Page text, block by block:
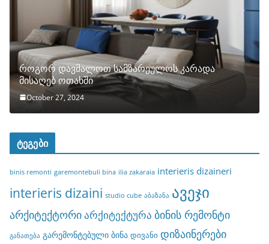
როგორ დავმალოთ სამზარეულოს კარადა
მისაღებ ოთახში
October 27, 2024
ტეგები
binis remonti garemontebuli bina ilia zakaraia interieris dizaineri
interieris dizaini studio cube აბაზანა ავეჯი
არქიტექტორიარქიტექტურა ბინის რემონტი
განათება გარემონტებული ბინა დივანი დიზაინერები